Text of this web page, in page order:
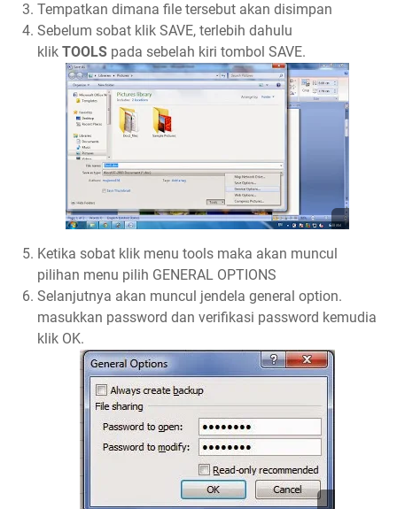
Tempatkan dimana file tersebut akan disimpan
Sebelum sobat klik SAVE, terlebih dahulu
klik TOOLS pada sebelah kiri tombol SAVE.
Ketika sobat klik menu tools maka akan muncul
pilihan menu pilih GENERAL OPTIONS
Selanjutnya akan muncul jendela general option.
masukkan password dan verifikasi password kemudia
klik OK.